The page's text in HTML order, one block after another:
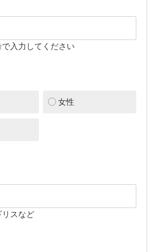
入力してください
女性
リスなど